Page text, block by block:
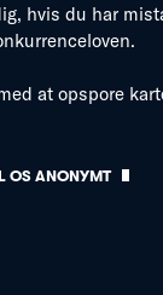
hvis du har
at opspore
OS ANONYMT